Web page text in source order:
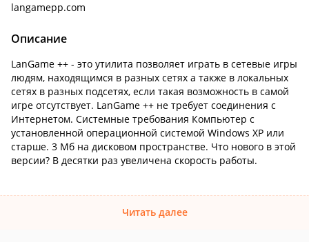
langamepp.com
Описание
LanGame ++ - это утилита позволяет играть в сетевые игры
людям, находящимся в разных сетях а также в локальных
сетях в разных подсетях, если такая возможность в самой
игре отсутствует. LanGame ++ не требует соединения с
Интернетом. Системные требования Компьютер с
установленной операционной системой Windows XP или
старше. 3 Мб на дисковом пространстве. Что нового в этой
версии? В десятки раз увеличена скорость работы.
Читать далее